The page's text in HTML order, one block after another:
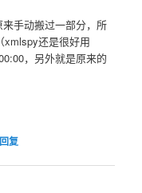
手动搬过一部分，所
xmlspy还是很好用
，另外就是原来的
复